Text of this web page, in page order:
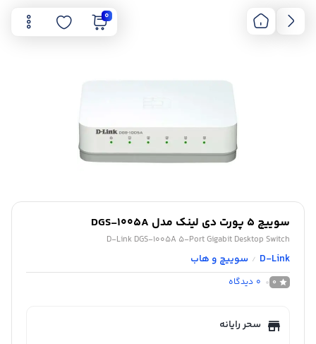
0
سوییچ 5 پورت دی لینک مدل DGS-1005A
D-Link DGS-1005A 5-Port Gigabit Desktop Switch
D-Link
/ سوییچ و هاب
0
0 دیدگاه
سحر رایانه